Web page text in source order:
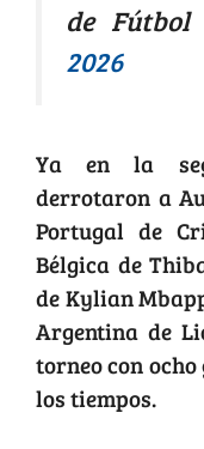
de Fútbol
2026
Ya en la
derrotaron a
Portugal de
Bélgica de
de Kylian
Argentina de
torneo con
los tiempos.